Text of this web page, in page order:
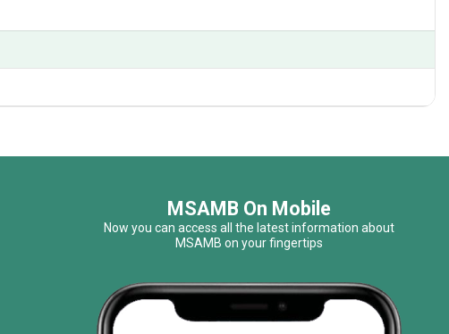
MSAMB On Mobile
Now you can access all the latest information about
MSAMB on your fingertips